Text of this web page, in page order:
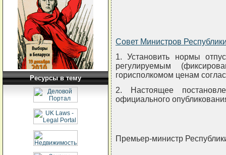
Ресурсы в тему
Совет Министров
1. Установить нормы
регулируемым
горисполкомом ценам
2. Настоящее
официального
Премьер-министр